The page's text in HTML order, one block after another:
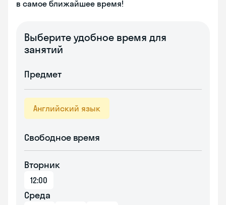
в самое ближайшее время!
Выберите удобное время для
занятий
Предмет
Английский язык
Свободное время
Вторник
12:00
Среда